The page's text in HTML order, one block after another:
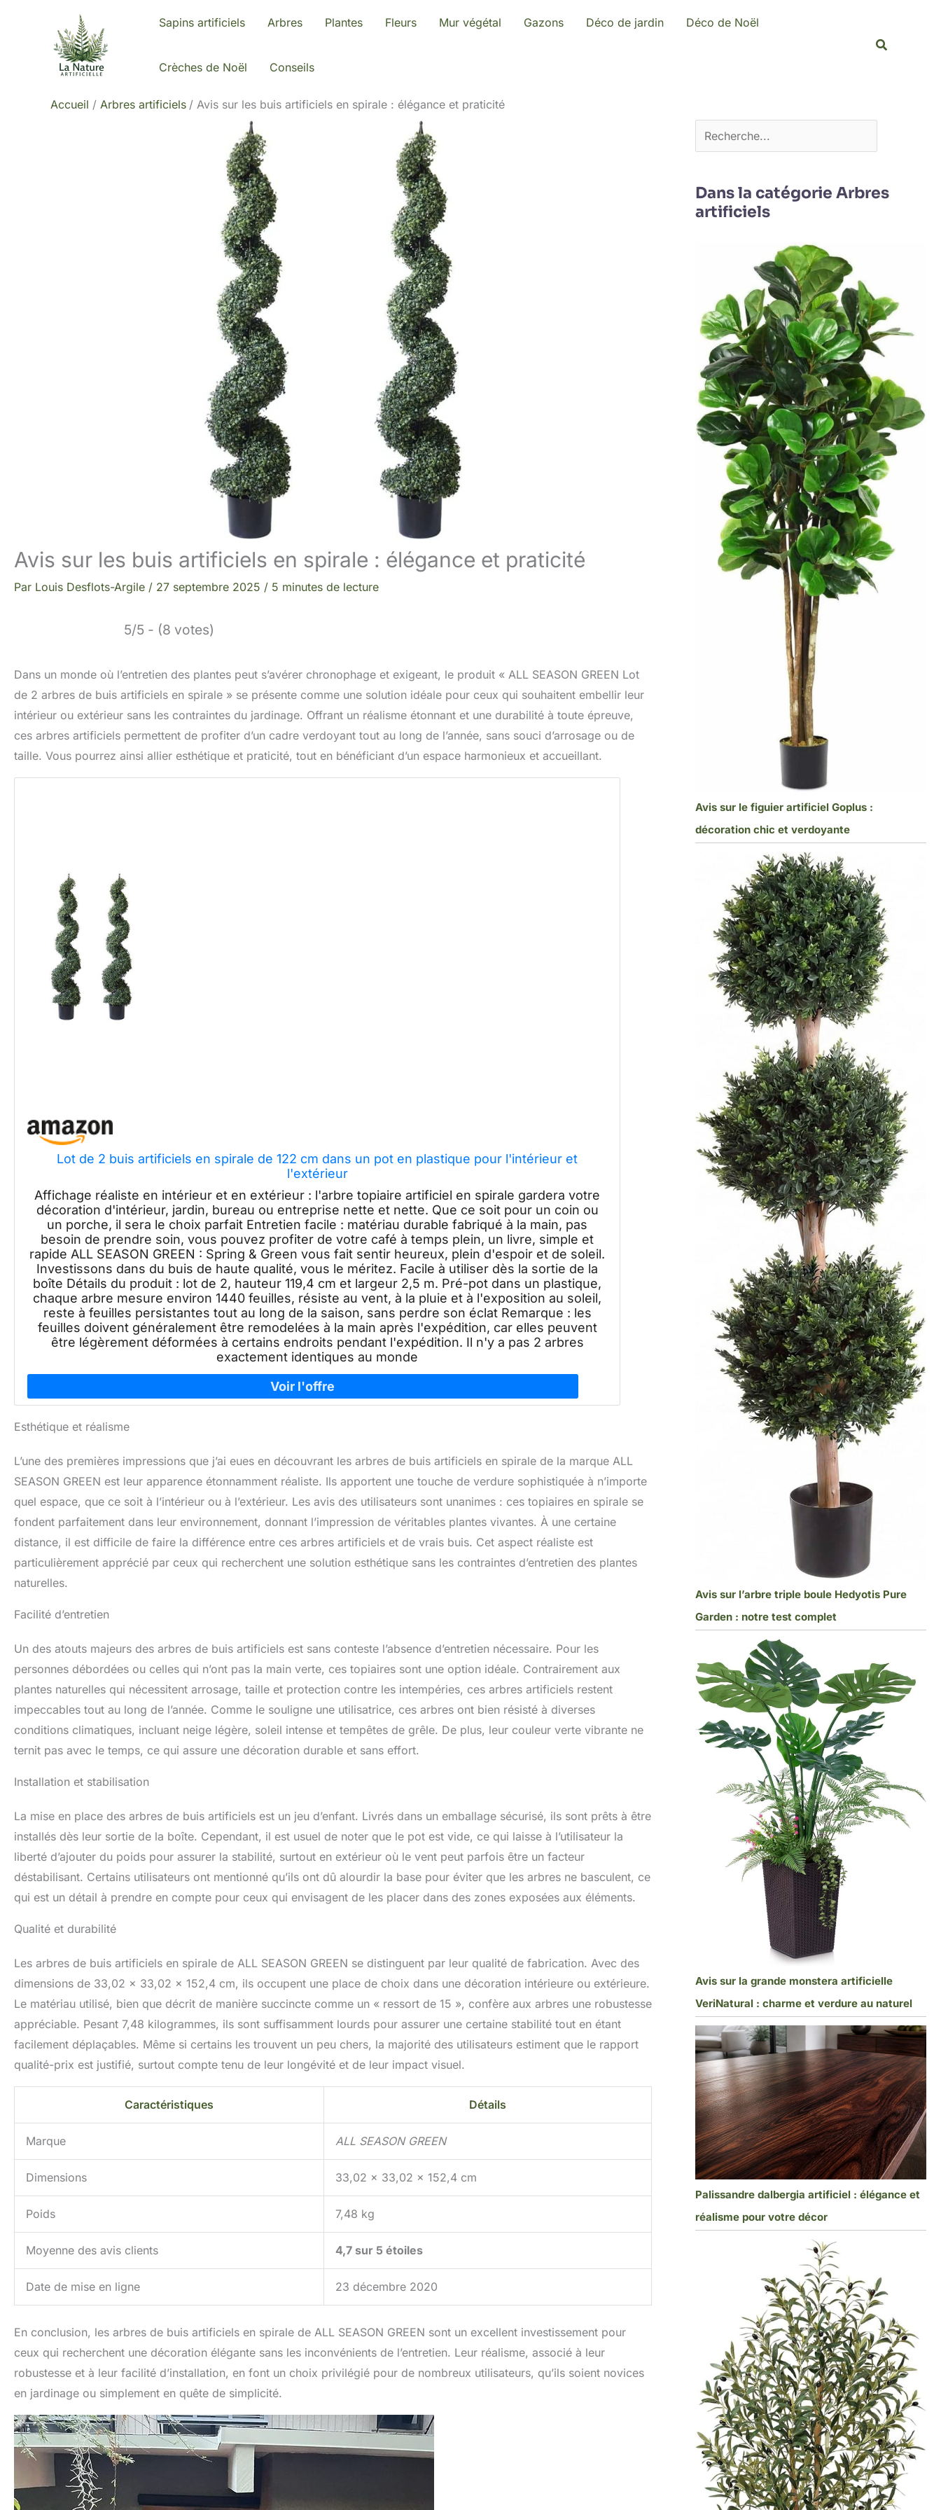
Sapins artificiels Arbres Plantes Fleurs Mur végétal Gazons Déco de jardin Déco de Noël
Crèches de Noël Conseils
Accueil Arbres artificiels Avis sur les buis artificiels en spirale : élégance et praticité
Avis sur les buis artificiels en spirale : élégance et praticité
Par Louis Desflots-Argile / 27 septembre 2025 / 5 minutes de lecture
5/5 - (8 votes)
Dans un monde où l’entretien des plantes peut s’avérer chronophage et exigeant, le produit « ALL SEASON GREEN Lot
de 2 arbres de buis artificiels en spirale » se présente comme une solution idéale pour ceux qui souhaitent embellir leur
intérieur ou extérieur sans les contraintes du jardinage. Offrant un réalisme étonnant et une durabilité à toute épreuve,
ces arbres artificiels permettent de profiter d’un cadre verdoyant tout au long de l’année, sans souci d’arrosage ou de
taille. Vous pourrez ainsi allier esthétique et praticité, tout en bénéficiant d’un espace harmonieux et accueillant.
Lot de 2 buis artificiels en spirale de 122 cm dans un pot en plastique pour l'intérieur et
l'extérieur
Affichage réaliste en intérieur et en extérieur : l'arbre topiaire artificiel en spirale gardera votre
décoration d'intérieur, jardin, bureau ou entreprise nette et nette. Que ce soit pour un coin ou
un porche, il sera le choix parfait Entretien facile : matériau durable fabriqué à la main, pas
besoin de prendre soin, vous pouvez profiter de votre café à temps plein, un livre, simple et
rapide ALL SEASON GREEN : Spring & Green vous fait sentir heureux, plein d'espoir et de soleil.
Investissons dans du buis de haute qualité, vous le méritez. Facile à utiliser dès la sortie de la
boîte Détails du produit : lot de 2, hauteur 119,4 cm et largeur 2,5 m. Pré-pot dans un plastique,
chaque arbre mesure environ 1440 feuilles, résiste au vent, à la pluie et à l'exposition au soleil,
reste à feuilles persistantes tout au long de la saison, sans perdre son éclat Remarque : les
feuilles doivent généralement être remodelées à la main après l'expédition, car elles peuvent
être légèrement déformées à certains endroits pendant l'expédition. Il n'y a pas 2 arbres
exactement identiques au monde
Esthétique et réalisme
L’une des premières impressions que j’ai eues en découvrant les arbres de buis artificiels en spirale de la marque ALL
SEASON GREEN est leur apparence étonnamment réaliste. Ils apportent une touche de verdure sophistiquée à n’importe
quel espace, que ce soit à l’intérieur ou à l’extérieur. Les avis des utilisateurs sont unanimes : ces topiaires en spirale se
fondent parfaitement dans leur environnement, donnant l’impression de véritables plantes vivantes. À une certaine
distance, il est difficile de faire la différence entre ces arbres artificiels et de vrais buis. Cet aspect réaliste est
particulièrement apprécié par ceux qui recherchent une solution esthétique sans les contraintes d’entretien des plantes
naturelles.
Facilité d’entretien
Un des atouts majeurs des arbres de buis artificiels est sans conteste l’absence d’entretien nécessaire. Pour les
personnes débordées ou celles qui n’ont pas la main verte, ces topiaires sont une option idéale. Contrairement aux
plantes naturelles qui nécessitent arrosage, taille et protection contre les intempéries, ces arbres artificiels restent
impeccables tout au long de l’année. Comme le souligne une utilisatrice, ces arbres ont bien résisté à diverses
conditions climatiques, incluant neige légère, soleil intense et tempêtes de grêle. De plus, leur couleur verte vibrante ne
ternit pas avec le temps, ce qui assure une décoration durable et sans effort.
Installation et stabilisation
La mise en place des arbres de buis artificiels est un jeu d’enfant. Livrés dans un emballage sécurisé, ils sont prêts à être
installés dès leur sortie de la boîte. Cependant, il est usuel de noter que le pot est vide, ce qui laisse à l’utilisateur la
liberté d’ajouter du poids pour assurer la stabilité, surtout en extérieur où le vent peut parfois être un facteur
déstabilisant. Certains utilisateurs ont mentionné qu’ils ont dû alourdir la base pour éviter que les arbres ne basculent, ce
qui est un détail à prendre en compte pour ceux qui envisagent de les placer dans des zones exposées aux éléments.
Qualité et durabilité
Les arbres de buis artificiels en spirale de ALL SEASON GREEN se distinguent par leur qualité de fabrication. Avec des
dimensions de 33,02 x 33,02 x 152,4 cm, ils occupent une place de choix dans une décoration intérieure ou extérieure.
Le matériau utilisé, bien que décrit de manière succincte comme un « ressort de 15 », confère aux arbres une robustesse
appréciable. Pesant 7,48 kilogrammes, ils sont suffisamment lourds pour assurer une certaine stabilité tout en étant
facilement déplaçables. Même si certains les trouvent un peu chers, la majorité des utilisateurs estiment que le rapport
qualité-prix est justifié, surtout compte tenu de leur longévité et de leur impact visuel.
Caractéristiques Détails
Marque ALL SEASON GREEN
Dimensions 33,02 x 33,02 x 152,4 cm
Poids 7,48 kg
Moyenne des avis clients 4,7 sur 5 étoiles
Date de mise en ligne 23 décembre 2020
En conclusion, les arbres de buis artificiels en spirale de ALL SEASON GREEN sont un excellent investissement pour
ceux qui recherchent une décoration élégante sans les inconvénients de l’entretien. Leur réalisme, associé à leur
robustesse et à leur facilité d’installation, en font un choix privilégié pour de nombreux utilisateurs, qu’ils soient novices
en jardinage ou simplement en quête de simplicité.
r
e
r
Dans la catégorie Arbres
artificiels
Avis sur le figuier artificiel Goplus :
décoration chic et verdoyante
Avis sur l’arbre triple boule Hedyotis Pure
Garden : notre test complet
Avis sur la grande monstera artificielle
VeriNatural : charme et verdure au naturel
Palissandre dalbergia artificiel : élégance et
réalisme pour votre décor